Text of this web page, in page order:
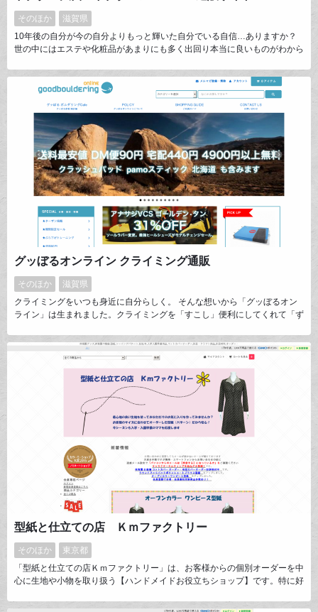
そのほか
滋賀県
10年後の自分が今の自分よりもっと輝いた自分でいる自信…ありますか？
世の中にはエステや化粧品があまりにも多く出回り本当に良いものがわから
当に必要なものをお肌に届け“本物の素肌美”を創り上げる「結果の出るコス
メ」として皆様のお手伝いをしたいと考えております。
グッぼるオンライン クライミング通販
そのほか
滋賀県
クライミングをいつも身近に自分らしく。 そんな想いから「グッぼるオン
ライン」は生まれました。クライミングを「すこし」便利にしてくれて「ず
面目に作られた「信頼のギア」 憧れのヨーロッパで心揺さぶる「デザイ
ン」 見逃せないものを作る、知られない「ブランド」 そんなギア達を、試
型紙と仕立ての店 Ｋｍファクトリー
そのほか
東京都
「型紙と仕立ての店Ｋｍファクトリー」は、お客様からの個別オーダーを中
心に生地や小物を取り扱う【ハンドメイドお役立ちショップ】です。特に好
カバーはサイズや仕様が様々なのでとにかく「わかりやすい」商品ページ作